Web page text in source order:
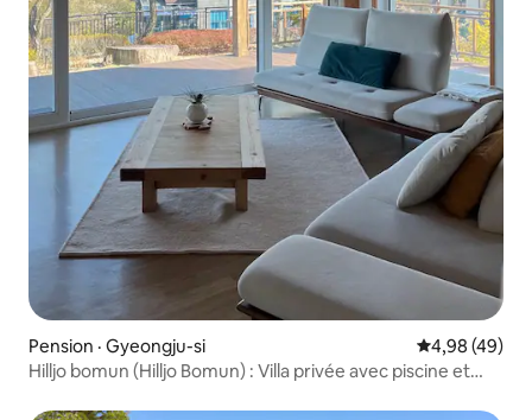
Pension · Gyeongju-si Note
4,98 (49)
Hilljo bomun (Hilljo Bomun) : Villa privée avec piscine et